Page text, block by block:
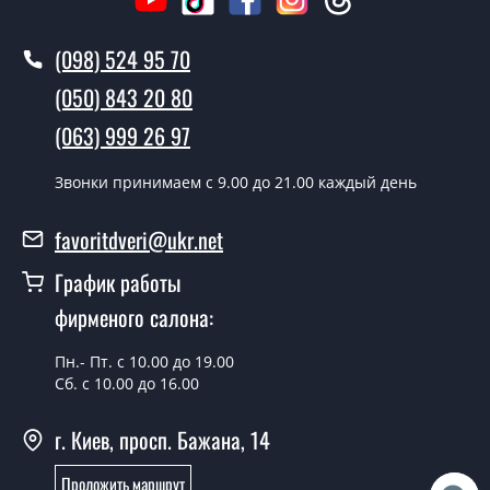
Вызов замерщика-консультанта стоит 500 грн.
Вы производите установку
Да производим. Монтаж межкомнатных дверей ТМ
Фаворит производится согласно очереди, во все дни
кроме воскресенья.
Techno-78-2?
Стоимость установки дверей Techno-78-2 - от 1800
Можно на сегодня вызвать
замерщика?
У вас есть в наличии готовые
(098) 524 95 70
(050) 843 20 80
(063) 999 26 97
Звонки принимаем c 9.00 до 21.00 каждый день
favoritdveri@ukr.net
График работы
фирменого салона:
Пн.- Пт. с 10.00 до 19.00
Сб. с 10.00 до 16.00
г. Киев, просп. Бажана, 14
Проложить маршрут